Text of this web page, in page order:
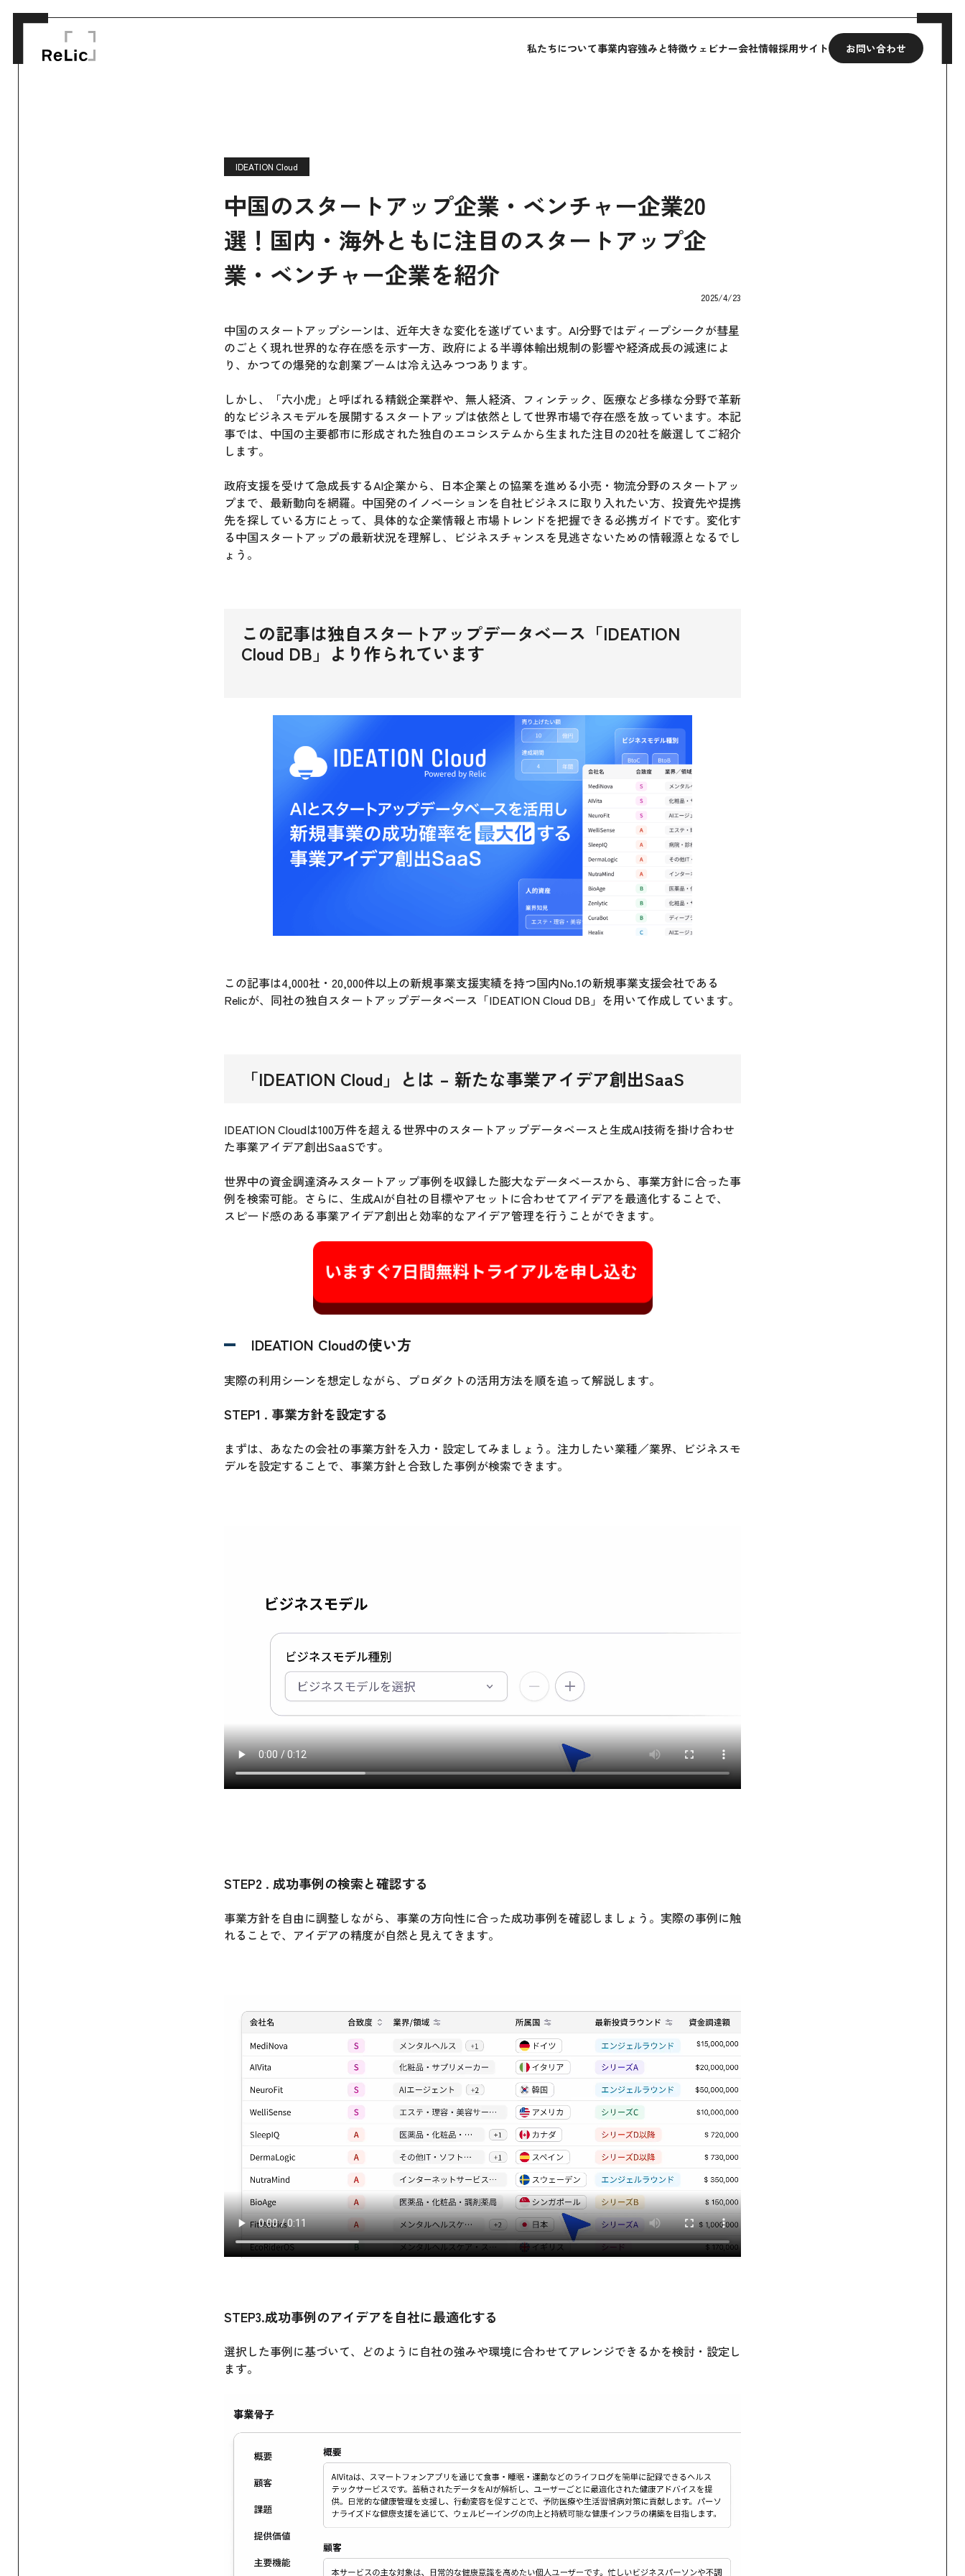
私たちについて事業内容強みと特徴ウェビナー会社情報採用サイト お問い合わせ
IDEATION Cloud
中国のスタートアップ企業・ベンチャー企業20
選！国内・海外ともに注目のスタートアップ企
業・ベンチャー企業を紹介
2025/4/23
中国のスタートアップシーンは、近年大きな変化を遂げています。AI分野ではディープシークが彗星
のごとく現れ世界的な存在感を示す一方、政府による半導体輸出規制の影響や経済成長の減速によ
り、かつての爆発的な創業ブームは冷え込みつつあります。
しかし、「六小虎」と呼ばれる精鋭企業群や、無人経済、フィンテック、医療など多様な分野で革新
的なビジネスモデルを展開するスタートアップは依然として世界市場で存在感を放っています。本記
事では、中国の主要都市に形成された独自のエコシステムから生まれた注目の20社を厳選してご紹介
します。
政府支援を受けて急成長するAI企業から、日本企業との協業を進める小売・物流分野のスタートアッ
プまで、最新動向を網羅。中国発のイノベーションを自社ビジネスに取り入れたい方、投資先や提携
先を探している方にとって、具体的な企業情報と市場トレンドを把握できる必携ガイドです。変化す
る中国スタートアップの最新状況を理解し、ビジネスチャンスを見逃さないための情報源となるでし
ょう。
この記事は独自スタートアップデータベース「IDEATION
Cloud DB」より作られています
この記事は4,000社・20,000件以上の新規事業支援実績を持つ国内No.1の新規事業支援会社である
Relicが、同社の独自スタートアップデータベース「IDEATION Cloud DB」を用いて作成しています。
「IDEATION Cloud 」とは – 新たな事業アイデア創出SaaS
IDEATION Cloudは100万件を超える世界中のスタートアップデータベースと生成AI技術を掛け合わせ
た事業アイデア創出SaaSです。
世界中の資金調達済みスタートアップ事例を収録した膨大なデータベースから、事業方針に合った事
例を検索可能。さらに、生成AIが自社の目標やアセットに合わせてアイデアを最適化することで、
スピード感のある事業アイデア創出と効率的なアイデア管理を行うことができます。
IDEATION Cloudの使い方
実際の利用シーンを想定しながら、プロダクトの活用方法を順を追って解説します。
STEP1 . 事業方針を設定する
まずは、あなたの会社の事業方針を入力・設定してみましょう。注力したい業種／業界、ビジネスモ
デルを設定することで、事業方針と合致した事例が検索できます。
STEP2 . 成功事例の検索と確認する
事業方針を自由に調整しながら、事業の方向性に合った成功事例を確認しましょう。実際の事例に触
れることで、アイデアの精度が自然と見えてきます。
STEP3.成功事例のアイデアを自社に最適化する
選択した事例に基づいて、どのように自社の強みや環境に合わせてアレンジできるかを検討・設定し
ます。